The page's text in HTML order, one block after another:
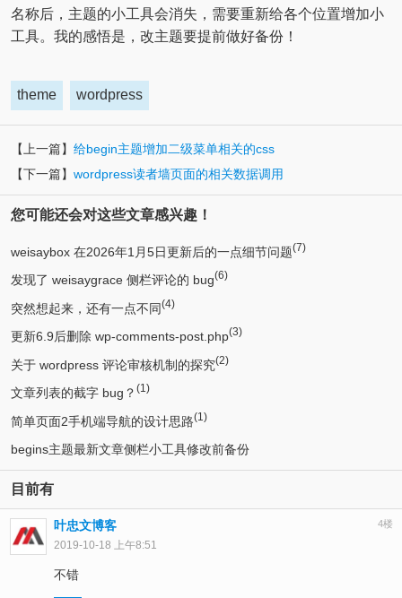
名称后，主题的小工具会消失，需要重新给各个位置增加小
工具。我的感悟是，改主题要提前做好备份！
theme wordpress
【上一篇】 给begin主题增加二级菜单相关的css
【下一篇】 wordpress读者墙页面的相关数据调用
您可能还会对这些文章感兴趣！
weisaybox 在2026年1月5日更新后的一点细节问题(7)
发现了 weisaygrace 侧栏评论的 bug(6)
突然想起来，还有一点不同(4)
更新6.9后删除 wp-comments-post.php(3)
关于 wordpress 评论审核机制的探究(2)
文章列表的截字 bug？ (1)
简单页面2手机端导航的设计思路(1)
begins主题最新文章侧栏小工具修改前备份
目前有
4楼
叶忠文博客
2019-10-18 上午8:51
不错